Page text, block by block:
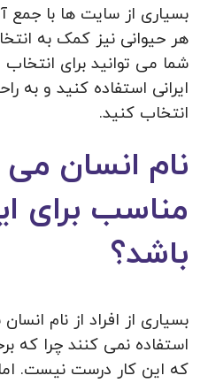
بسیاری از سایت ها با جمع
هر حیوانی نیز کمک به
شما می توانید برای
ایرانی استفاده کنید و به
انتخاب کنید.
نام انسان می
مناسب برای
باشد؟
بسیاری از افراد از نام
استفاده نمی کنند چرا که
که این کار درست نیست.